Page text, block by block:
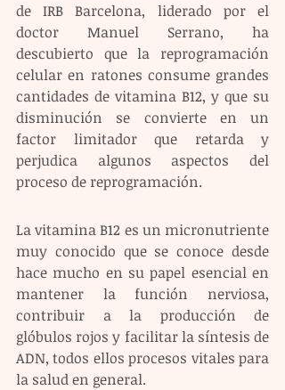
de IRB Barcelona, liderado por el
doctor Manuel Serrano, ha
descubierto que la reprogramación
celular en ratones consume grandes
cantidades de vitamina B12, y que su
disminución se convierte en un
factor limitador que retarda y
perjudica algunos aspectos del
proceso de reprogramación.
La vitamina B12 es un micronutriente
muy conocido que se conoce desde
hace mucho en su papel esencial en
mantener la función nerviosa,
contribuir a la producción de
glóbulos rojos y facilitar la síntesis de
ADN, todos ellos procesos vitales para
la salud en general.